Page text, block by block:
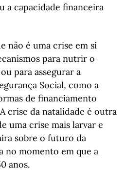
a capacidade financeira
não é uma crise em si
para nutrir o
para assegurar a
Social, como a
de financiamento
crise da natalidade é outra
uma crise mais larvar e
sobre o futuro da
no momento em que a
anos.